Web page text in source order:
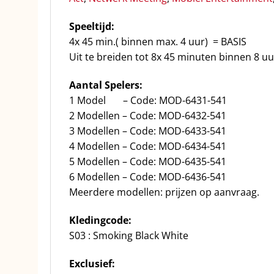
Speeltijd:
4x 45 min.( binnen max. 4 uur) = BASIS
Uit te breiden tot 8x 45 minuten binnen 8
Aantal Spelers:
1 Model – Code: MOD-6431-541
2 Modellen – Code: MOD-6432-541
3 Modellen – Code: MOD-6433-541
4 Modellen – Code: MOD-6434-541
5 Modellen – Code: MOD-6435-541
6 Modellen – Code: MOD-6436-541
Meerdere modellen: prijzen op aanvraag.
Kledingcode:
S03 : Smoking Black White
Exclusief: